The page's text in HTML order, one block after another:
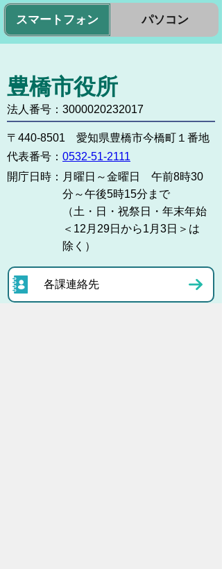
スマートフォン パソコン
豊橋市役所
法人番号：3000020232017
〒440-8501 愛知県豊橋市今橋町１番地
代表番号： 0532-51-2111
開庁日時： 月曜日～金曜日 午前8時30
分～午後5時15分まで
（土・日・祝祭日・年末年始
＜12月29日から1月3日＞は
除く）
各課連絡先